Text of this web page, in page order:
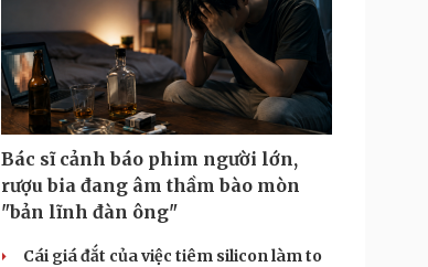
Bác sĩ cảnh báo phim người lớn,
rượu bia đang âm thầm bào mòn
"bản lĩnh đàn ông"
Cái giá đắt của việc tiêm silicon làm to